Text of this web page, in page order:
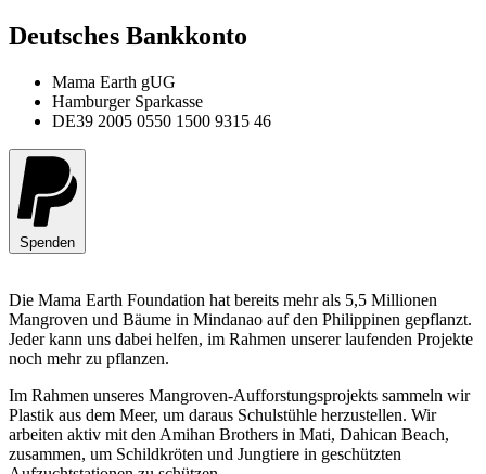
Deutsches Bankkonto
Mama Earth gUG
Hamburger Sparkasse
DE39 2005 0550 1500 9315 46
Spenden
Die Mama Earth Foundation hat bereits mehr als 5,5 Millionen
Mangroven und Bäume in Mindanao auf den Philippinen gepflanzt.
Jeder kann uns dabei helfen, im Rahmen unserer laufenden Projekte
noch mehr zu pflanzen.
Im Rahmen unseres Mangroven-Aufforstungsprojekts sammeln wir
Plastik aus dem Meer, um daraus Schulstühle herzustellen. Wir
arbeiten aktiv mit den Amihan Brothers in Mati, Dahican Beach,
zusammen, um Schildkröten und Jungtiere in geschützten